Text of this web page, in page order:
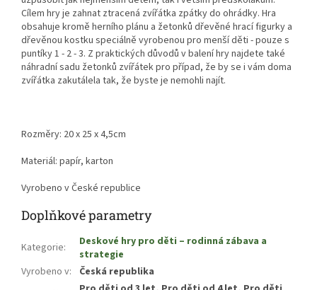
Cílem hry je zahnat ztracená zvířátka zpátky do ohrádky. Hra
obsahuje kromě herního plánu a žetonků dřevěné hrací figurky a
dřevěnou kostku speciálně vyrobenou pro menší děti - pouze s
puntíky 1 - 2 - 3. Z praktických důvodů v balení hry najdete také
náhradní sadu žetonků zvířátek pro případ, že by se i vám doma
zvířátka zakutálela tak, že byste je nemohli najít.
Rozměry: 20 x 25 x 4,5cm
Materiál: papír, karton
Vyrobeno v České republice
Doplňkové parametry
Kategorie:
Deskové hry pro děti – rodinná zábava a
strategie
Vyrobeno v:
Česká republika